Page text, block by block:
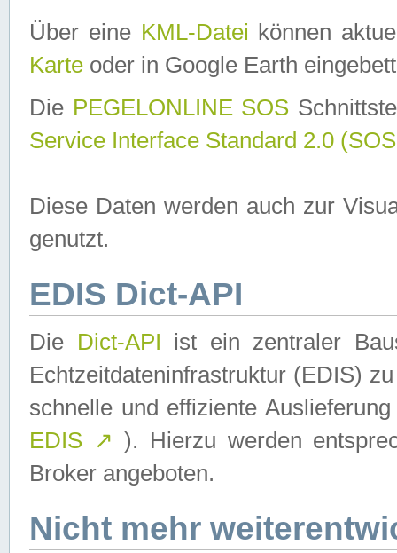
Über eine KML-Datei können
Karte oder in Google Earth
Die PEGELONLINE SOS
Service Interface Standard 2.0
Diese Daten werden auch zur
genutzt.
EDIS Dict-API
Die Dict-API ist ein zentraler
Echtzeitdateninfrastruktur (EDIS)
schnelle und effiziente
EDIS ↗ ). Hierzu werden
Broker angeboten.
Nicht mehr